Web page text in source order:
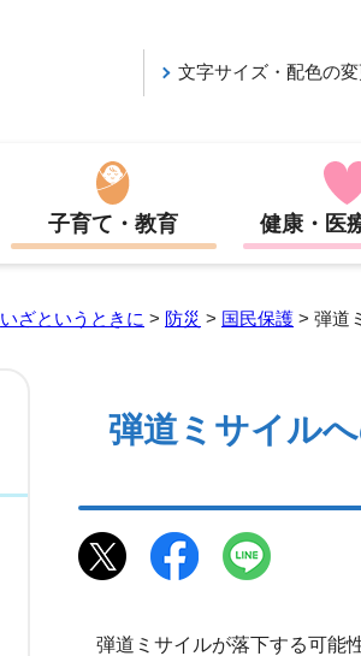
文字サイズ・配色の変
子育て・教育 健康・医
いざというときに > 防災 > 国民保護 > 弾道
弾道ミサイル
弾道ミサイルが落下する可能